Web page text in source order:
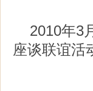
2010年3
座谈联谊活